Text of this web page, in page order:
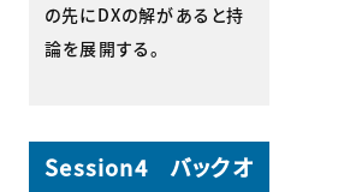
の先にDXの解があると持
論を展開する。
Session4 バックオ